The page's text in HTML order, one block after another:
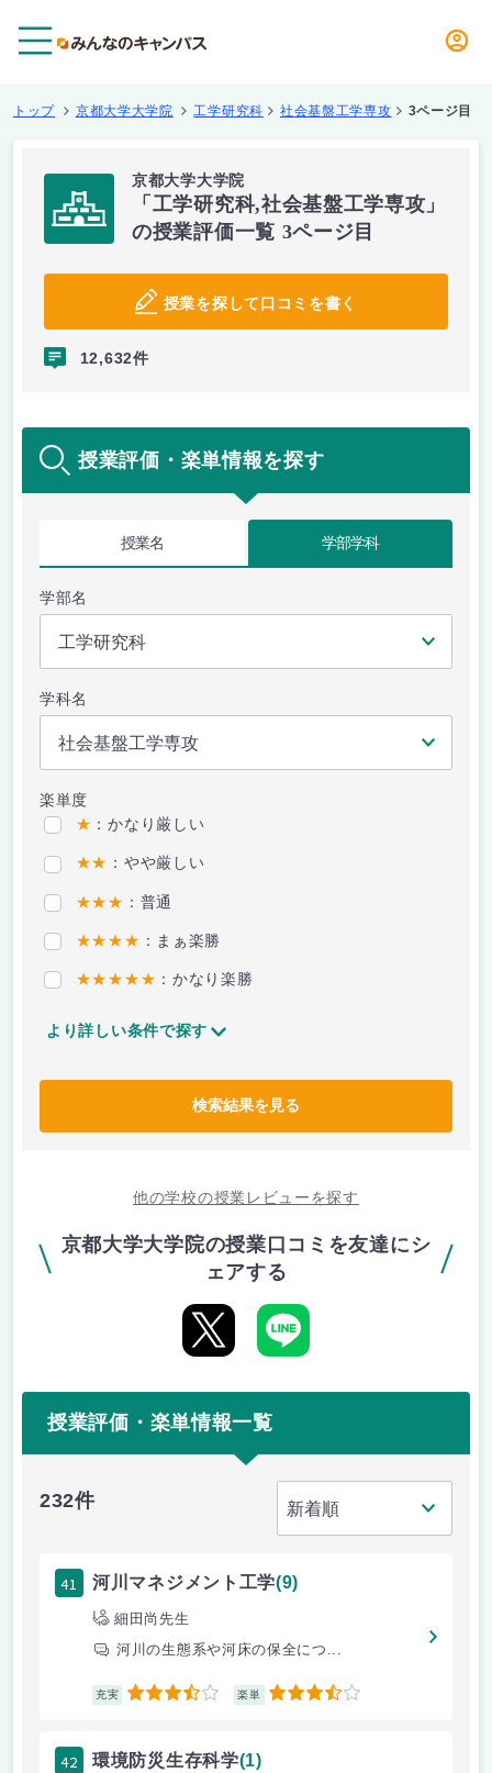
トップ 京都大学大学院 工学研究科 社会基盤工学専攻 3ページ目
京都大学大学院
「工学研究科,社会基盤工学専攻」
の授業評価一覧 3ページ目
授業を探して口コミを書く
12,632件
授業評価・楽単情報を探す
授業名 学部学科
学部名
学科名
楽単度
★ ：かなり厳しい
★★ ：やや厳しい
★★★ ：普通
★★★★ ：まぁ楽勝
★★★★★ ：かなり楽勝
より詳しい条件で探す
検索結果を見る
他の学校の授業レビューを探す
京都大学大学院の授業口コミを友達にシ
ェアする
授業評価・楽単情報一覧
232件
41 河川マネジメント工学(9)
細田尚先生
河川の生態系や河床の保全につ...
充実 3.5 楽単 3.5
42 環境防災生存科学(1)